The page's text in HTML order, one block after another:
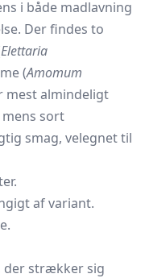
i både madlavning
Der findes to
Elettaria
(Amomum
mest almindeligt
sort
smag, velegnet til
af variant.
der strækker sig